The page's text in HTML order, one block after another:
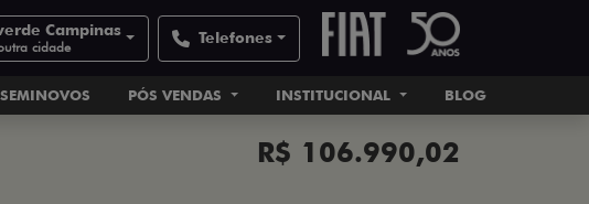
Campinas
cidade Telefones
SEMINOVOS PÓS VENDAS INSTITUCIONAL BLOG
R$ 106.990,02